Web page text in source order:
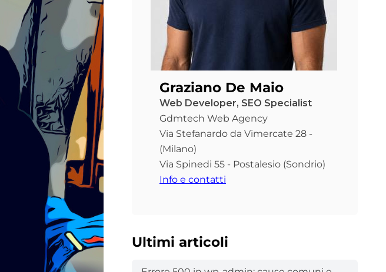
Graziano De Maio
Web Developer, SEO Specialist
Gdmtech Web Agency
Via Stefanardo da Vimercate 28 -
(Milano)
Via Spinedi 55 - Postalesio (Sondrio)
Info e contatti
Ultimi articoli